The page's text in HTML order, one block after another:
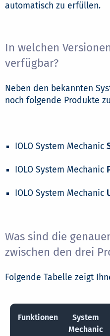
automatisch zu erfüllen.
In welchen
verfügbar?
Neben den bekannten
noch folgende Produkte
IOLO System Mechanic
IOLO System Mechanic
IOLO System Mechanic
Was sind die
zwischen den drei
Folgende Tabelle zeigt
Funktionen
System
Mechanic